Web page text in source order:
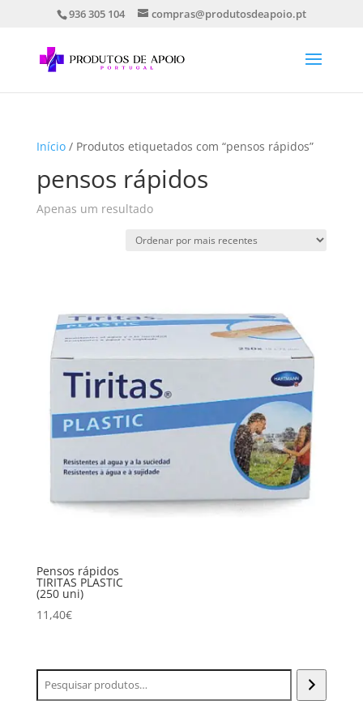
936 305 104 compras@produtosdeapoio.pt
Início/ Produtos etiquetados com “pensos rápidos”
pensos rápidos
Apenas um resultado
Pensos rápidos
TIRITAS PLASTIC
(250 uni)
11,40€